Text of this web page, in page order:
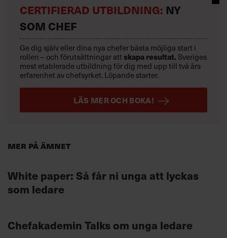
Mer på ämnet
White paper: Så får ni unga att lyckas
som ledare
Chefakademin Talks om unga ledare
CERTIFIERAD UTBILDNING: NY
SOM CHEF
Ge dig själv eller dina nya chefer bästa möjliga start i
rollen – och förutsättningar att skapa resultat. Sveriges
mest etablerade utbildning för dig med upp till två års
erfarenhet av chefsyrket. Löpande starter.
LÄS MER OCH BOKA!